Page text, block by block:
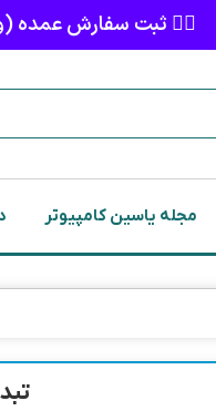
👈🏻 ثبت سفارش عمده
مجله یاسین کامپیوتر
تبديل